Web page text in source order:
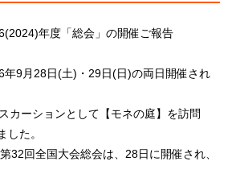
年度「総会」の開催ご報告
年9月28日(土)・29日(日)の両日開催され
カーションとして【モネの庭】を訪問
した。
32回全国大会総会は、28日に開催され、